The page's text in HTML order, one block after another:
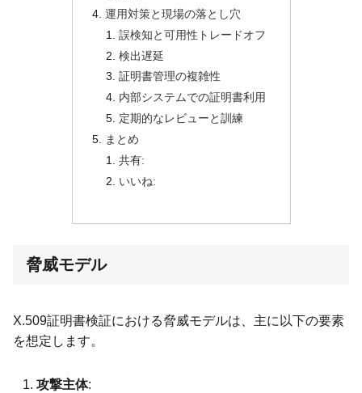
運用対策と現場の落とし穴
誤検知と可用性トレードオフ
検出遅延
証明書管理の複雑性
内部システムでの証明書利用
定期的なレビューと訓練
まとめ
共有:
いいね:
脅威モデル
X.509証明書検証における脅威モデルは、主に以下の要素
を想定します。
攻撃主体: